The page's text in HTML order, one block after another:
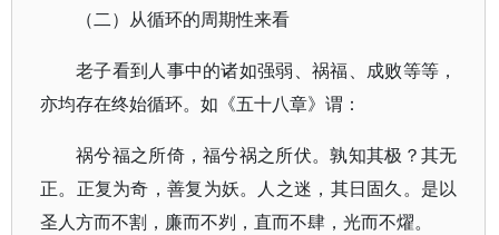
（二）从循环的周期性来看
老子看到人事中的诸如强弱、祸福、成败等等，
亦均存在终始循环。如《五十八章》谓：
祸兮福之所倚，福兮祸之所伏。孰知其极？其无
正。正复为奇，善复为妖。人之迷，其日固久。是以
圣人方而不割，廉而不刿，直而不肆，光而不燿。